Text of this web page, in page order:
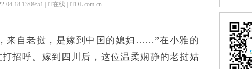
04-18 13:09:51 | IT在线 | ITOL.com.cn
来自老挝，是嫁到中国的媳妇……”在小雅的
招呼。嫁到四川后，这位温柔娴静的老挝姑